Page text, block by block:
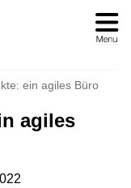
ein agiles Büro
agiles